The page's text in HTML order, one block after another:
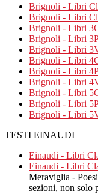
Brignoli - Libri
Brignoli - Libri
Brignoli - Libri
Brignoli - Libri
Brignoli - Libri
Brignoli - Libri
Brignoli - Libri
Brignoli - Libri
Brignoli - Libri
Brignoli - Libri
Brignoli - Libri
TESTI EINAUDI
Einaudi - Libri
Einaudi - Libri
Meraviglia -
sezioni, non solo